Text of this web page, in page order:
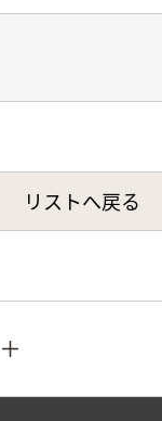
リストへ戻る